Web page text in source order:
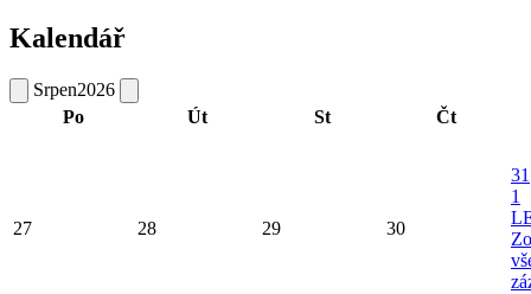
Kalendář
Srpen2026
Po
Út St Čt
27 28 29 30
31
1